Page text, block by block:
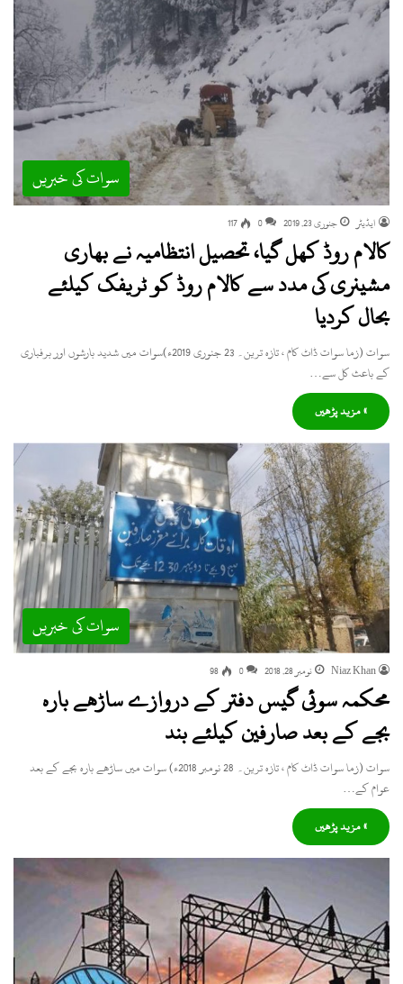
سوات کی خبریں
ایڈیٹر جنوری 23, 2019 0
117
کالام روڈ کھل گیا، تحصیل انتظامیہ نے بھاری
مشینری کی مدد سے کالام روڈ کو ٹریفک کیلئے
بحال کردیا
سوات (زما سوات ڈاٹ کام ، تازہ ترین۔ 23 جنوری 2019ء)سوات میں شدید بارشوں اور برفباری
کے باعث کل سے…
» مزید پڑھیں
سوات کی خبریں
Niaz Khan نومبر 28, 2018 0
98
محکمہ سوئی گیس دفتر کے دروازے ساڑھے بارہ
بجے کے بعد صارفین کیلئے بند
سوات (زما سوات ڈاٹ کام ، تازہ ترین۔ 28 نومبر 2018ء) سوات میں ساڑھے بارہ بجے کے بعد
عوام کے…
» مزید پڑھیں